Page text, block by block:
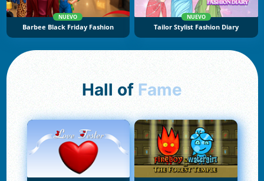
NUEVO
Barbee Black Friday Fashion
NUEVO
Tailor Stylist Fashion Diary
Hall of Fame